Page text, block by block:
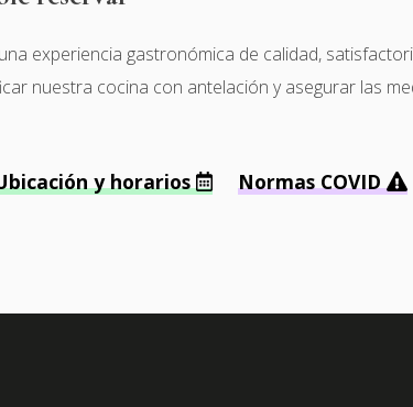
experiencia gastronómica de calidad,
nuestra cocina con antelación y asegurar las
y horarios Normas COVID